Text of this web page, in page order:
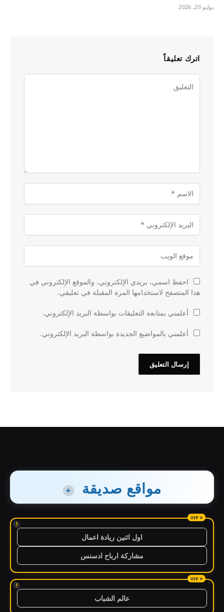
يوليو 20, 2026
اترك تعليقاً
احفظ اسمي، بريدي الإلكتروني، والموقع الإلكتروني في
هذا المتصفح لاستخدامها المرة المقبلة في تعليقي.
أعلمني بمتابعة التعليقات بواسطة البريد الإلكتروني.
أعلمني بالمواضيع الجديدة بواسطة البريد الإلكتروني.
مواقع صديقة +
!
اول اثنين ريادة اعمال
مشاركة ارباح ادسنس
!
عالم الشباب